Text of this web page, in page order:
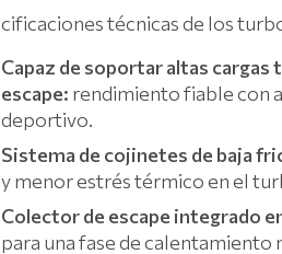
técnicas de los
Capaz de soportar altas cargas
escape: rendimiento fiable con
deportivo.
Sistema de cojinetes de baja
y menor estrés térmico en el
Colector de escape integrado
para una fase de calentamiento